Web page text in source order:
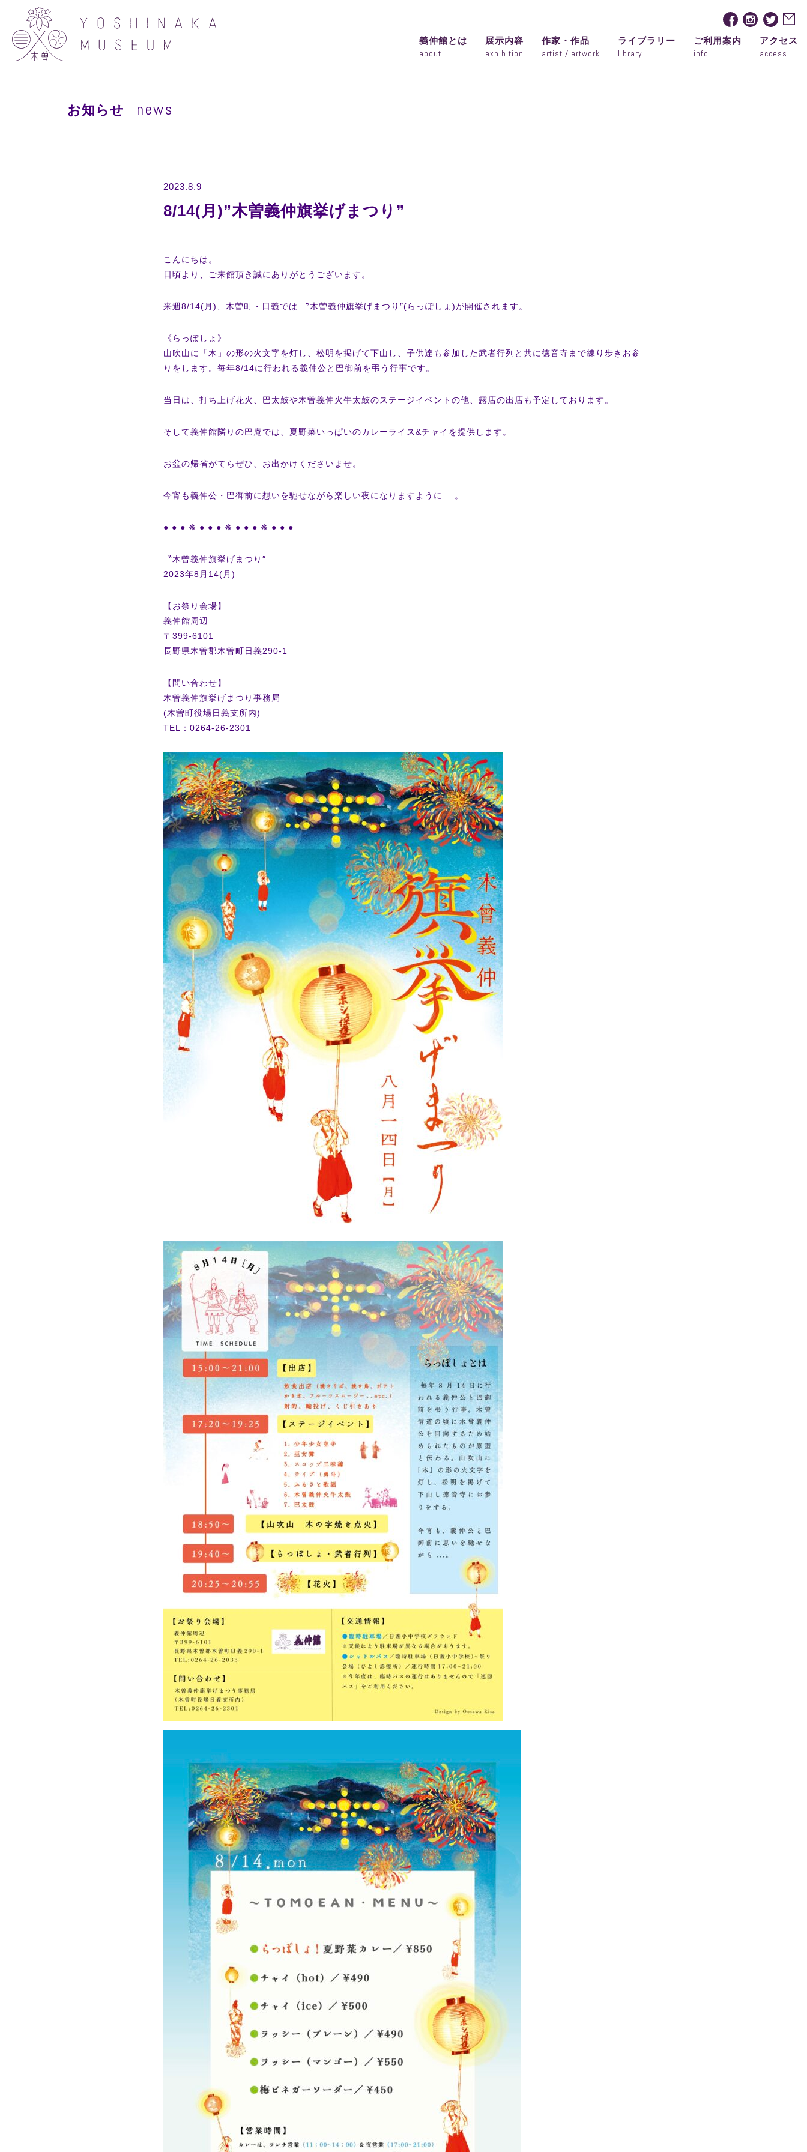
義仲館とは
about
展示内容
exhibition
作家・作品
artist / artwork
ライブラリー
library
ご利用案内
info
アクセス
access
お知らせ news
2023.8.9
8/14(月)”木曽義仲旗挙げまつり”
こんにちは。
日頃より、ご来館頂き誠にありがとうございます。
来週8/14(月)、木曽町・日義では 〝木曽義仲旗挙げまつり″(らっぽしょ)が開催されます。
《らっぽしょ》
山吹山に「木」の形の火文字を灯し、松明を掲げて下山し、子供達も参加した武者行列と共に徳音寺まで練り歩きお参
りをします。毎年8/14に行われる義仲公と巴御前を弔う行事です。
当日は、打ち上げ花火、巴太鼓や木曽義仲火牛太鼓のステージイベントの他、露店の出店も予定しております。
そして義仲館隣りの巴庵では、夏野菜いっぱいのカレーライス&チャイを提供します。
お盆の帰省がてらぜひ、お出かけくださいませ。
今宵も義仲公・巴御前に想いを馳せながら楽しい夜になりますように....。
● ● ● ❋ ● ● ● ❋ ● ● ● ❋ ● ● ●
〝木曽義仲旗挙げまつり″
2023年8月14(月)
【お祭り会場】
義仲館周辺
〒399-6101
長野県木曽郡木曽町日義290-1
【問い合わせ】
木曽義仲旗挙げまつり事務局
(木曽町役場日義支所内)
TEL：0264-26-2301